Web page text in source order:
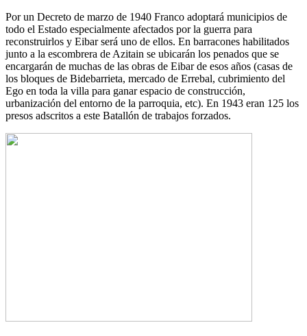
Por un Decreto de marzo de 1940 Franco adoptará municipios de
todo el Estado especialmente afectados por la guerra para
reconstruirlos y Eibar será uno de ellos. En barracones habilitados
junto a la escombrera de Azitain se ubicarán los penados que se
encargarán de muchas de las obras de Eibar de esos años (casas de
los bloques de Bidebarrieta, mercado de Errebal, cubrimiento del
Ego en toda la villa para ganar espacio de construcción,
urbanización del entorno de la parroquia, etc). En 1943 eran 125 los
presos adscritos a este Batallón de trabajos forzados.